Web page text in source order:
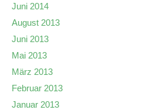
Juni 2014
August 2013
Juni 2013
Mai 2013
März 2013
Februar 2013
Januar 2013